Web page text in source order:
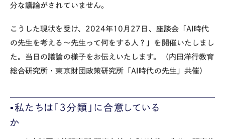
分な議論がされていません。
こうした現状を受け、2024年10月27日、座談会「AI時代
の先生を考える～先生って何をする人？」を開催いたしまし
た。当日の議論の様子をお伝えいたします。（内田洋行教育
総合研究所・東京財団政策研究所「AI時代の先生」共催）
▪️私たちは「３分類」に合意している
か